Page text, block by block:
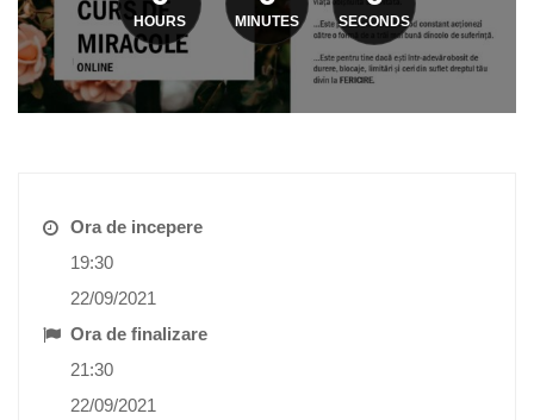
HOURS MINUTES SECONDS
Ora de incepere
19:30
22/09/2021
Ora de finalizare
21:30
22/09/2021